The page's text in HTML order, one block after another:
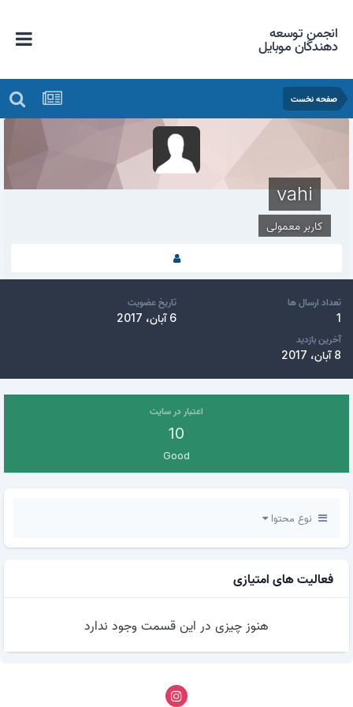
انجمن توسعه
دهندگان موبایل
صفحه نخست
vahi
کاربر معمولی
تعداد ارسال ها تاریخ عضویت
6 آبان، 2017
آخرین بازدید
8 آبان، 2017
اعتبار در سایت
10
Good
نوع محتوا
فعالیت های امتیازی
هنوز چیزی در این قسمت وجود ندارد